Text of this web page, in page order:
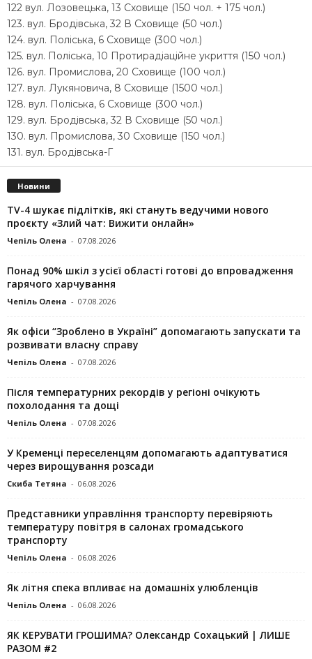
122 вул. Лозовецька, 13 Сховище (150 чол. + 175 чол.)
123. вул. Бродівська, 32 В Сховище (50 чол.)
124. вул. Поліська, 6 Сховище (300 чол.)
125. вул. Поліська, 10 Протирадіаційне укриття (150 чол.)
126. вул. Промислова, 20 Сховище (100 чол.)
127. вул. Лукяновича, 8 Сховище (1500 чол.)
128. вул. Поліська, 6 Сховище (300 чол.)
129. вул. Бродівська, 32 В Сховище (50 чол.)
130. вул. Промислова, 30 Сховище (150 чол.)
131. вул. Бродівська-Г
Новини
TV-4 шукає підлітків, які стануть ведучими нового
проєкту «Злий чат: Вижити онлайн»
Чепіль Олена - 07.08.2026
Понад 90% шкіл з усієї області готові до впровадження
гарячого харчування
Чепіль Олена - 07.08.2026
Як офіси “Зроблено в Україні” допомагають запускaти та
розвивати власну справу
Чепіль Олена - 07.08.2026
Після температурних рекордів у регіоні очікують
похолодання та дощі
Чепіль Олена - 07.08.2026
У Кременці переселенцям допомагають адаптуватися
через вирощування розсади
Скиба Тетяна - 06.08.2026
Представники управління транспорту перевіряють
температуру повітря в салонах громадського
транспорту
Чепіль Олена - 06.08.2026
Як літня спека впливає на домашніх улюбленців
Чепіль Олена - 06.08.2026
ЯК КЕРУВАТИ ГРОШИМА? Олександр Сохацький | ЛИШЕ
РАЗОМ #2